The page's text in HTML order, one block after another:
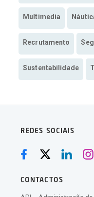
Multimedia
Recrutamento
Sustentabilidade
REDES SOCIAIS
CONTACTOS